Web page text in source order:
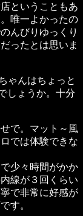
ということもあ
唯一よかったの
んびりゆっくり
ったとは思いま
ゃんはちょっと
しょうか。十分
で。マット～風
では体験できな
少々時間がかか
線が３回くらい
で非常に好感が
す。